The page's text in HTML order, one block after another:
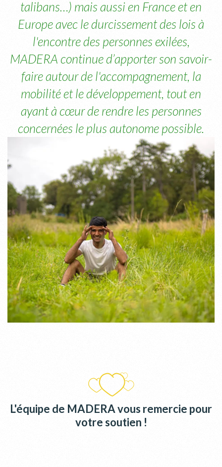
talibans…) mais aussi en France et en
Europe avec le durcissement des lois à
l'encontre des personnes exilées,
MADERA continue d’apporter son savoir-
faire autour de l'accompagnement, la
mobilité et le développement, tout en
ayant à cœur de rendre les personnes
concernées le plus autonome possible.
L'équipe de MADERA vous remercie pour
votre soutien !